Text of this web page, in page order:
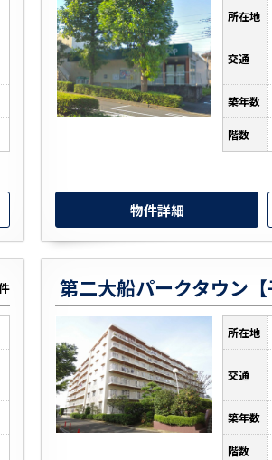
所在地
交通
築年数
階数
物件詳細
所在地
交通
築年数
階数